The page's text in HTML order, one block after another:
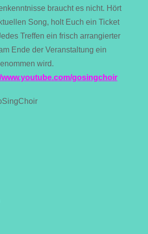
braucht es nicht. Hört
Song, holt Euch ein Ticket
Treffen ein frisch arrangierter
Ende der Veranstaltung ein
wird.
www.youtube.com/gosingchoir